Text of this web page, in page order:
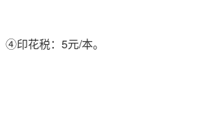
④印花税： 5元/本。